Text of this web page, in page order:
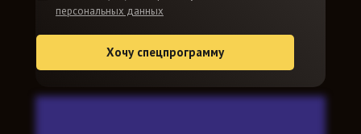
Хочу спецпрограмму
персональных данных